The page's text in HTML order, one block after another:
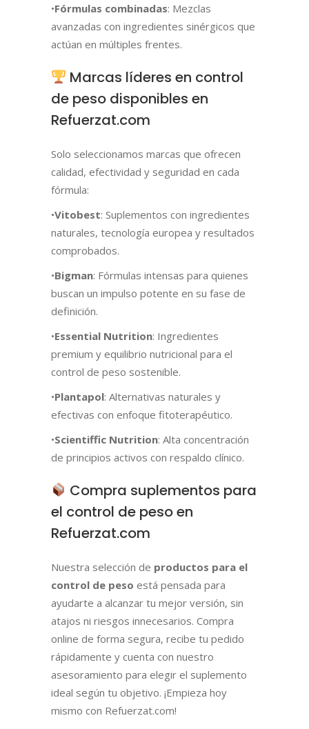
•Fórmulas combinadas: Mezclas
avanzadas con ingredientes sinérgicos que
actúan en múltiples frentes.
Marcas líderes en control
de peso disponibles en
Refuerzat.com
Solo seleccionamos marcas que ofrecen
calidad, efectividad y seguridad en cada
fórmula:
•Vitobest: Suplementos con ingredientes
naturales, tecnología europea y resultados
comprobados.
•Bigman: Fórmulas intensas para quienes
buscan un impulso potente en su fase de
definición.
•Essential Nutrition: Ingredientes
premium y equilibrio nutricional para el
control de peso sostenible.
•Plantapol: Alternativas naturales y
efectivas con enfoque fitoterapéutico.
•Scientiffic Nutrition: Alta concentración
de principios activos con respaldo clínico.
Compra suplementos para
el control de peso en
Refuerzat.com
Nuestra selección de productos para el
control de peso está pensada para
ayudarte a alcanzar tu mejor versión, sin
atajos ni riesgos innecesarios. Compra
online de forma segura, recibe tu pedido
rápidamente y cuenta con nuestro
asesoramiento para elegir el suplemento
ideal según tu objetivo. ¡Empieza hoy
mismo con Refuerzat.com!